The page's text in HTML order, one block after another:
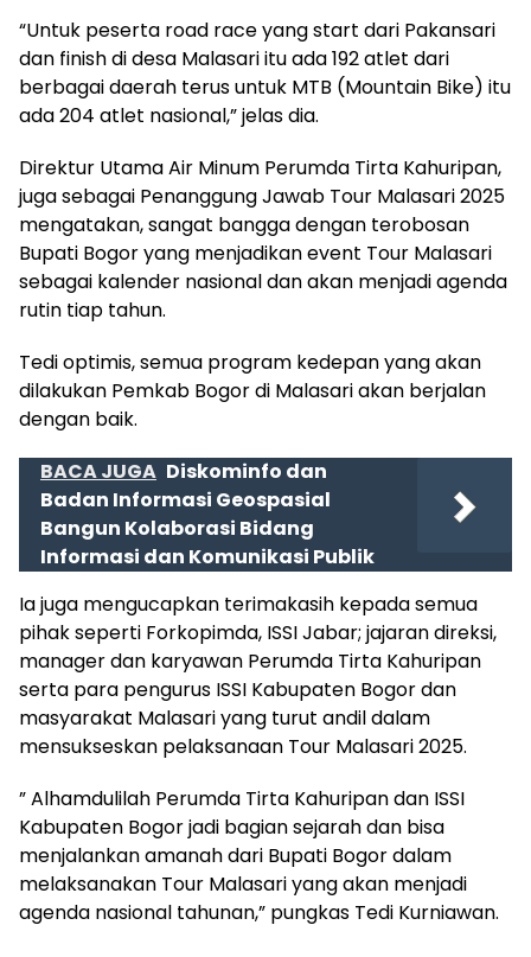
“Untuk peserta road race yang start dari Pakansari
dan finish di desa Malasari itu ada 192 atlet dari
berbagai daerah terus untuk MTB (Mountain Bike) itu
ada 204 atlet nasional,” jelas dia.
Direktur Utama Air Minum Perumda Tirta Kahuripan,
juga sebagai Penanggung Jawab Tour Malasari 2025
mengatakan, sangat bangga dengan terobosan
Bupati Bogor yang menjadikan event Tour Malasari
sebagai kalender nasional dan akan menjadi agenda
rutin tiap tahun.
Tedi optimis, semua program kedepan yang akan
dilakukan Pemkab Bogor di Malasari akan berjalan
dengan baik.
BACA JUGA Diskominfo dan
Badan Informasi Geospasial
Bangun Kolaborasi Bidang
Informasi dan Komunikasi Publik
Ia juga mengucapkan terimakasih kepada semua
pihak seperti Forkopimda, ISSI Jabar; jajaran direksi,
manager dan karyawan Perumda Tirta Kahuripan
serta para pengurus ISSI Kabupaten Bogor dan
masyarakat Malasari yang turut andil dalam
mensukseskan pelaksanaan Tour Malasari 2025.
” Alhamdulilah Perumda Tirta Kahuripan dan ISSI
Kabupaten Bogor jadi bagian sejarah dan bisa
menjalankan amanah dari Bupati Bogor dalam
melaksanakan Tour Malasari yang akan menjadi
agenda nasional tahunan,” pungkas Tedi Kurniawan.